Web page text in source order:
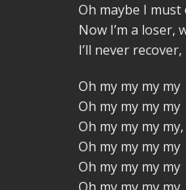
Oh maybe I
Now I’m a loser,
I’ll never recover,
Oh my my my my
Oh my my my my
Oh my my my
Oh my my my my
Oh my my my my